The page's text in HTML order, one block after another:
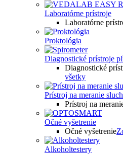
Laboratórne prístroje
Laboratórne
Proktológia
Diagnostické prístroje
Diagnostické
všetky
Prístroj na meranie
Prístroj na
Očné vyšetrenie
Očné vyšetrenie
Alkoholtestery